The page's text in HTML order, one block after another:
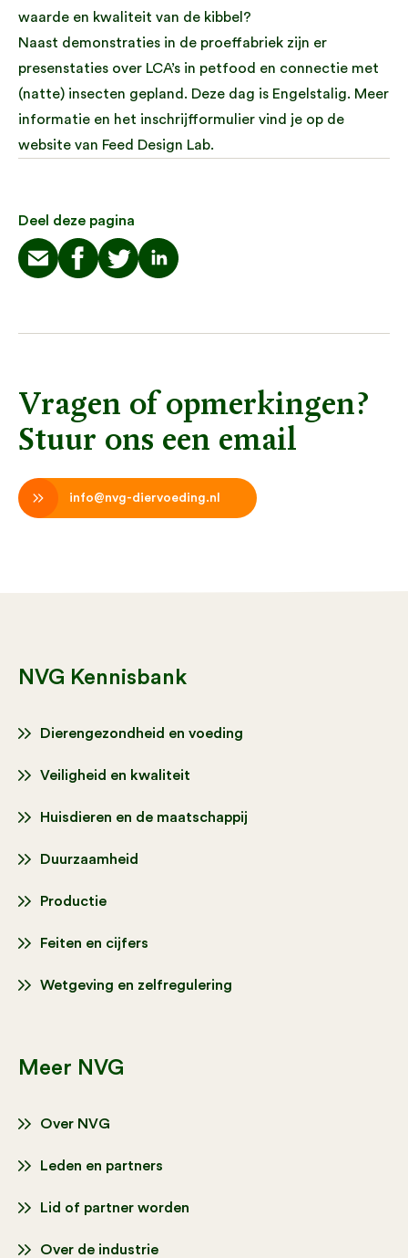
waarde en kwaliteit van de kibbel?
Naast demonstraties in de proeffabriek zijn er
presenstaties over LCA’s in petfood en connectie met
(natte) insecten gepland. Deze dag is Engelstalig. Meer
informatie en het inschrijfformulier vind je op de
website van Feed Design Lab.
Deel deze pagina
Vragen of opmerkingen?
Stuur ons een email
info@nvg-diervoeding.nl
NVG Kennisbank
Dierengezondheid en voeding
Veiligheid en kwaliteit
Huisdieren en de maatschappij
Duurzaamheid
Productie
Feiten en cijfers
Wetgeving en zelfregulering
Meer NVG
Over NVG
Leden en partners
Lid of partner worden
Over de industrie